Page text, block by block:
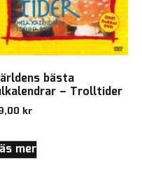
bästa
– Trolltider
kr
mer